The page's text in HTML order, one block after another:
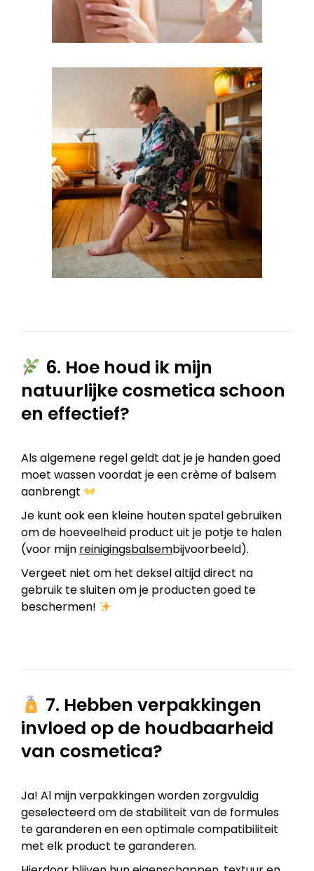
6. Hoe houd ik mijn
natuurlijke cosmetica schoon
en effectief?
Als algemene regel geldt dat je je handen goed
moet wassen voordat je een crème of balsem
aanbrengt
Je kunt ook een kleine houten spatel gebruiken
om de hoeveelheid product uit je potje te halen
(voor mijn reinigingsbalsembijvoorbeeld).
Vergeet niet om het deksel altijd direct na
gebruik te sluiten om je producten goed te
beschermen!
7. Hebben verpakkingen
invloed op de houdbaarheid
van cosmetica?
Ja! Al mijn verpakkingen worden zorgvuldig
geselecteerd om de stabiliteit van de formules
te garanderen en een optimale compatibiliteit
met elk product te garanderen.